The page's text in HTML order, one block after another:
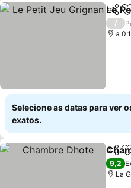
Le
/
a
Selecione as datas para ver
exatos.
9,2
La